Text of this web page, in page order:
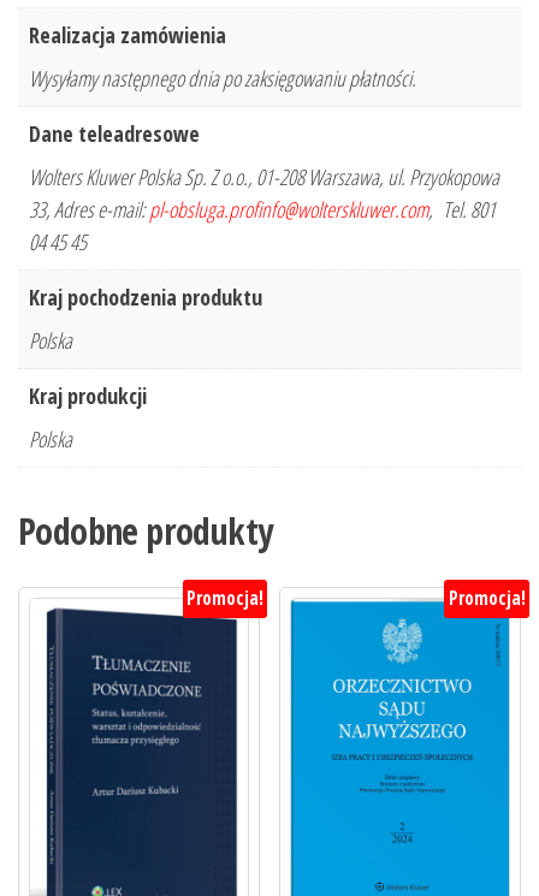
Realizacja zamówienia
Wysyłamy następnego dnia po zaksięgowaniu płatności.
Dane teleadresowe
Wolters Kluwer Polska Sp. Z o.o., 01-208 Warszawa, ul. Przyokopowa
33, Adres e-mail:pl-obsluga.profinfo@wolterskluwer.com, Tel. 801
04 45 45
Kraj pochodzenia produktu
Polska
Kraj produkcji
Polska
Podobne produkty
Promocja! Promocja!